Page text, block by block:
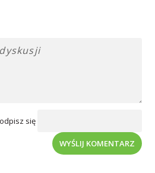
się
WYŚLIJ KOMENTARZ